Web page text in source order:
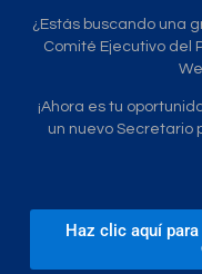
¿Estás buscando una
Comité Ejecutivo del
¡Ahora es tu
un nuevo Secretario
Haz clic aquí